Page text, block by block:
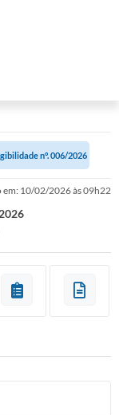
n°. 006/2026
em: 10/02/2026 às 09h22